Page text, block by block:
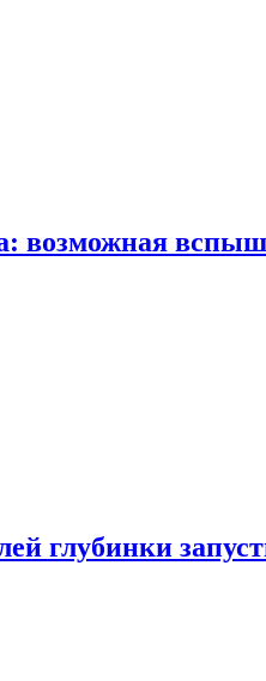
глубинки